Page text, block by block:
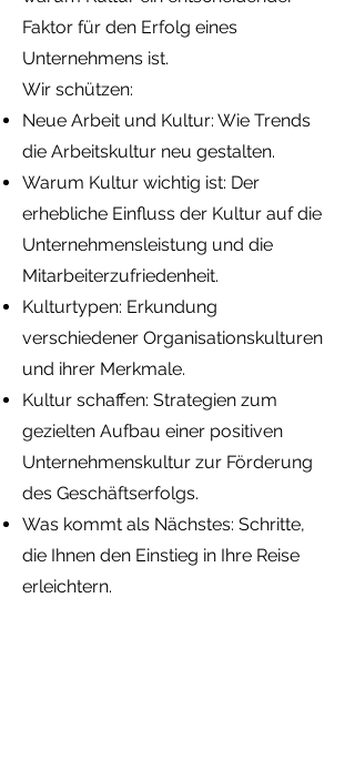
Faktor für den Erfolg eines
Unternehmens ist.
Wir schützen:
Neue Arbeit und Kultur: Wie Trends
die Arbeitskultur neu gestalten.
Warum Kultur wichtig ist: Der
erhebliche Einfluss der Kultur auf die
Unternehmensleistung und die
Mitarbeiterzufriedenheit.
Kulturtypen: Erkundung
verschiedener Organisationskulturen
und ihrer Merkmale.
Kultur schaffen: Strategien zum
gezielten Aufbau einer positiven
Unternehmenskultur zur Förderung
des Geschäftserfolgs.
Was kommt als Nächstes: Schritte,
die Ihnen den Einstieg in Ihre Reise
erleichtern.